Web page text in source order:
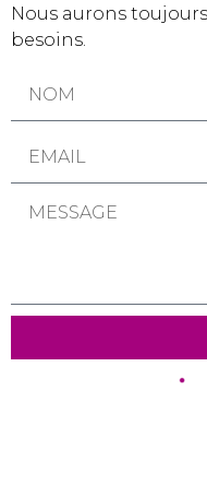
Nous aurons
besoins.